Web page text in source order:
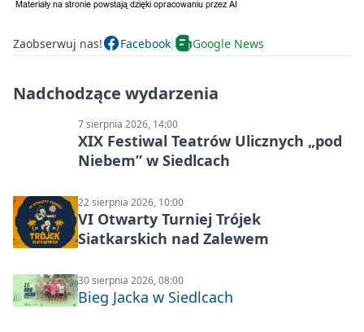
Zaobserwuj nas! Facebook Google News
Nadchodzące wydarzenia
7 sierpnia 2026, 14:00
XIX Festiwal Teatrów Ulicznych „pod
Niebem” w Siedlcach
22 sierpnia 2026, 10:00
VI Otwarty Turniej Trójek
Siatkarskich nad Zalewem
30 sierpnia 2026, 08:00
Bieg Jacka w Siedlcach